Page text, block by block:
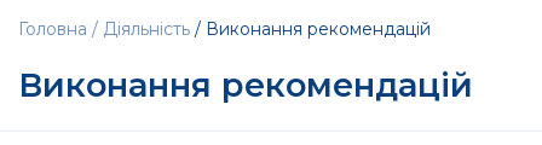
Головна Діяльність Виконання рекомендацій
Виконання рекомендацій